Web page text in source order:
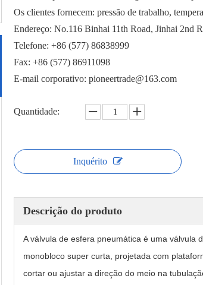
Os clientes fornecem: pressão de trabalho,
Endereço: No.116 Binhai 11th Road, Jinhai 2nd
Telefone: +86 (577) 86838999
Fax: +86 (577) 86911098
E-mail corporativo: pioneertrade@163.com
Quantidade:
Inquérito
Descrição do produto
A válvula de esfera pneumática é uma válvula
monobloco super curta, projetada com
cortar ou ajustar a direção do meio na